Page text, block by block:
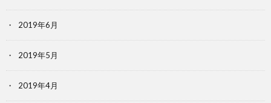
2019年6月
2019年5月
2019年4月